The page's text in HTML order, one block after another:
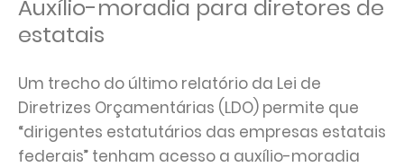
Auxílio-moradia para diretores de
estatais
Um trecho do último relatório da Lei de
Diretrizes Orçamentárias (LDO) permite que
“dirigentes estatutários das empresas estatais
federais” tenham acesso a auxílio-moradia